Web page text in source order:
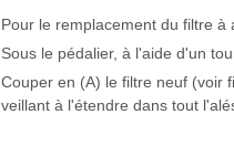
Pour le remplacement du filtre à
Sous le pédalier, à l'aide d'un
Couper en (A) le filtre neuf (voir
veillant à l'étendre dans tout